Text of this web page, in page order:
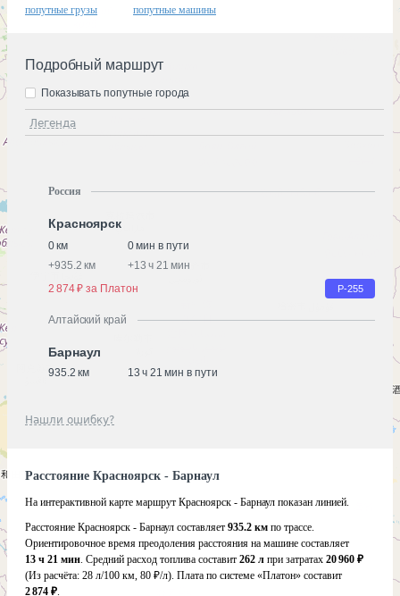
попутные грузы попутные машины
Подробный маршрут
Легенда
Показывать попутные города
Россия
Красноярск
0 км
0 мин в пути
+935.2 км +13 ч 21 мин
2 874 ₽ за Платон
Р-255
Алтайский край
Барнаул
935.2 км 13 ч 21 мин в пути
Нашли ошибку?
Расстояние Красноярск - Барнаул
На интерактивной карте маршрут Красноярск - Барнаул показан линией.
Расстояние Красноярск - Барнаул составляет 935.2 км по трассе.
Ориентировочное время преодоления расстояния на машине составляет
13 ч 21 мин. Средний расход топлива составит 262 л при затратах 20 960 ₽
(Из расчёта: 28 л/100 км, 80 ₽/л). Плата по системе «Платон» составит
2 874 ₽.